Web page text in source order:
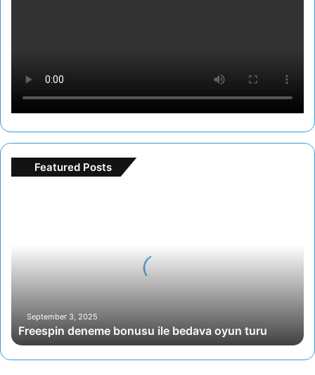
Featured Posts
September 3, 2025
Freespin deneme bonusu ile bedava oyun turu